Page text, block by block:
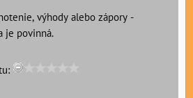
výhody alebo zápory -
je povinná.